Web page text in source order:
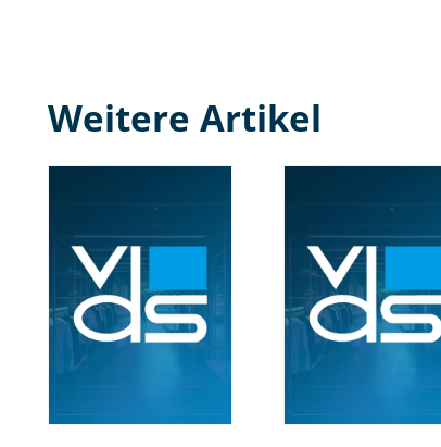
Weitere Artikel